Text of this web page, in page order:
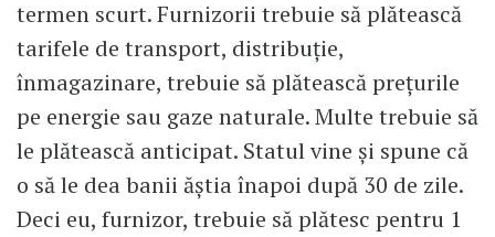
termen scurt. Furnizorii trebuie să plătească
tarifele de transport, distribuție,
înmagazinare, trebuie să plătească prețurile
pe energie sau gaze naturale. Multe trebuie să
le plătească anticipat. Statul vine și spune că
o să le dea banii ăștia înapoi după 30 de zile.
Deci eu, furnizor, trebuie să plătesc pentru 1